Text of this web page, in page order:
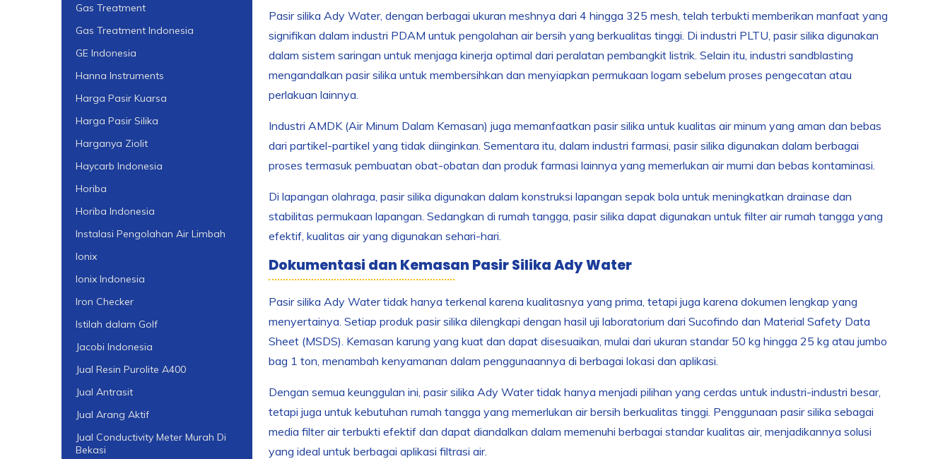
Pasir silika Ady Water, dengan berbagai ukuran meshnya dari 4 hingga 325 mesh, telah terbukti memberikan manfaat yang
signifikan dalam industri PDAM untuk pengolahan air bersih yang berkualitas tinggi. Di industri PLTU, pasir silika digunakan
dalam sistem saringan untuk menjaga kinerja optimal dari peralatan pembangkit listrik. Selain itu, industri sandblasting
mengandalkan pasir silika untuk membersihkan dan menyiapkan permukaan logam sebelum proses pengecatan atau
perlakuan lainnya.
Industri AMDK (Air Minum Dalam Kemasan) juga memanfaatkan pasir silika untuk kualitas air minum yang aman dan bebas
dari partikel-partikel yang tidak diinginkan. Sementara itu, dalam industri farmasi, pasir silika digunakan dalam berbagai
proses termasuk pembuatan obat-obatan dan produk farmasi lainnya yang memerlukan air murni dan bebas kontaminasi.
Di lapangan olahraga, pasir silika digunakan dalam konstruksi lapangan sepak bola untuk meningkatkan drainase dan
stabilitas permukaan lapangan. Sedangkan di rumah tangga, pasir silika dapat digunakan untuk filter air rumah tangga yang
efektif, kualitas air yang digunakan sehari-hari.
Dokumentasi dan Kemasan Pasir Silika Ady Water
Pasir silika Ady Water tidak hanya terkenal karena kualitasnya yang prima, tetapi juga karena dokumen lengkap yang
menyertainya. Setiap produk pasir silika dilengkapi dengan hasil uji laboratorium dari Sucofindo dan Material Safety Data
Sheet (MSDS). Kemasan karung yang kuat dan dapat disesuaikan, mulai dari ukuran standar 50 kg hingga 25 kg atau jumbo
bag 1 ton, menambah kenyamanan dalam penggunaannya di berbagai lokasi dan aplikasi.
Dengan semua keunggulan ini, pasir silika Ady Water tidak hanya menjadi pilihan yang cerdas untuk industri-industri besar,
tetapi juga untuk kebutuhan rumah tangga yang memerlukan air bersih berkualitas tinggi. Penggunaan pasir silika sebagai
media filter air terbukti efektif dan dapat diandalkan dalam memenuhi berbagai standar kualitas air, menjadikannya solusi
yang ideal untuk berbagai aplikasi filtrasi air.
Gas Treatment
Gas Treatment Indonesia
GE Indonesia
Hanna Instruments
Harga Pasir Kuarsa
Harga Pasir Silika
Harganya Ziolit
Haycarb Indonesia
Horiba
Horiba Indonesia
Instalasi Pengolahan Air Limbah
Ionix
Ionix Indonesia
Iron Checker
Istilah dalam Golf
Jacobi Indonesia
Jual Resin Purolite A400
Jual Antrasit
Jual Arang Aktif
Jual Conductivity Meter Murah Di
Bekasi